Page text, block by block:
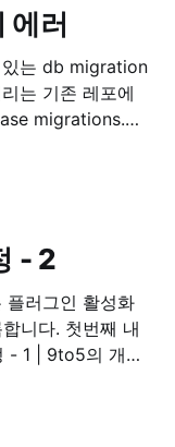
러
는 기존 레포에
migrations.
- 2
번째 내